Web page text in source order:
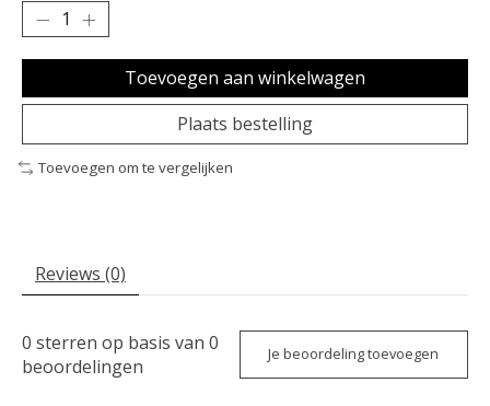
Toevoegen aan winkelwagen
Plaats bestelling
Toevoegen om te vergelijken
Reviews (0)
0 sterren op basis van 0
beoordelingen
Je beoordeling toevoegen